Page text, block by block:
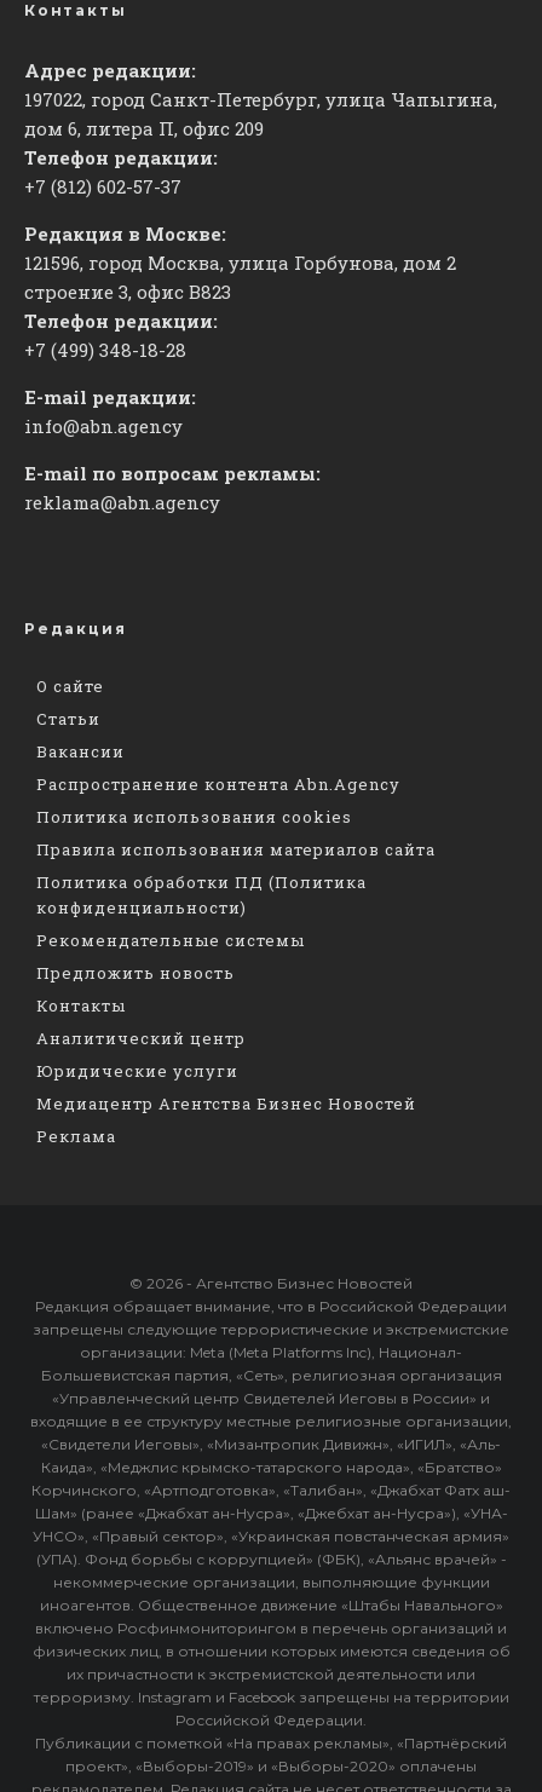
Контакты
Адрес редакции:
197022, город Санкт-Петербург, улица Чапыгина,
дом 6, литера П, офис 209
Телефон редакции:
+7 (812) 602-57-37
Редакция в Москве:
121596, город Москва, улица Горбунова, дом 2
строение 3, офис ​В823
Телефон редакции:
+7 (499) 348-18-28
E-mail редакции:
info@abn.agency
E-mail по вопросам рекламы:
reklama@abn.agency
Редакция
О сайте
Статьи
Вакансии
Распространение контента Abn.Agency
Политика использования cookies
Правила использования материалов сайта
Политика обработки ПД (Политика
конфиденциальности)
Рекомендательные системы
Предложить новость
Контакты
Аналитический центр
Юридические услуги
Медиацентр Агентства Бизнес Новостей
Реклама
© 2026 - Агентство Бизнес Новостей
Редакция обращает внимание, что в Российской Федерации
запрещены следующие террористические и экстремистские
организации: Meta (Meta Platforms Inc), Национал-
Большевистская партия, «Сеть», религиозная организация
«Управленческий центр Свидетелей Иеговы в России» и
входящие в ее структуру местные религиозные организации,
«Свидетели Иеговы», «Мизантропик Дивижн», «ИГИЛ», «Аль-
Каида», «Меджлис крымско-татарского народа», «Братство»
Корчинского, «Артподготовка», «Талибан», «Джабхат Фатх аш-
Шам» (ранее «Джабхат ан-Нусра», «Джебхат ан-Нусра»), «УНА-
УНСО», «Правый сектор», «Украинская повстанческая армия»
(УПА). Фонд борьбы с коррупцией» (ФБК), «Альянс врачей» -
некоммерческие организации, выполняющие функции
иноагентов. Общественное движение «Штабы Навального»
включено Росфинмониторингом в перечень организаций и
физических лиц, в отношении которых имеются сведения об
их причастности к экстремистской деятельности или
терроризму. Instagram и Facebook запрещены на территории
Российской Федерации.
Публикации с пометкой «На правах рекламы», «Партнёрский
проект», «Выборы-2019» и «Выборы-2020» оплачены